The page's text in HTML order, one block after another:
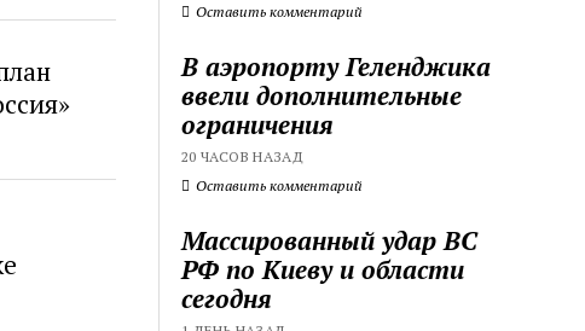
Оставить комментарий
В аэропорту Геленджика
ввели дополнительные
ограничения
20 ЧАСОВ НАЗАД
Оставить комментарий
Массированный удар ВС
РФ по Киеву и области
сегодня